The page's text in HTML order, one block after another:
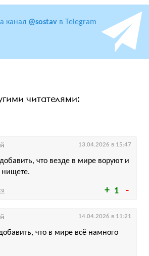
канал @sostav в Telegram
читателями:
1
что везде в мире воруют и
нищете.
13.04.2026 в 15:47
что в мире всё намного
14.04.2026 в 11:21